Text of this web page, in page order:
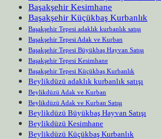
Başakşehir Kesimhane
Başakşehir Küçükbaş Kurbanlık
Başakşehir Tepesi adaklık kurbanlık satışı
Başakşehir Tepesi Adak ve Kurban
Başakşehir Tepesi Büyükbaş Hayvan Satışı
Başakşehir Tepesi Kesimhane
Başakşehir Tepesi Küçükbaş Kurbanlık
Beylikdüzü adaklık kurbanlık satışı
Beylikdüzü Adak ve Kurban
Beylikdüzü Adak ve Kurban Satışı
Beylikdüzü Büyükbaş Hayvan Satışı
Beylikdüzü Kesimhane
Beylikdüzü Küçükbaş Kurbanlık